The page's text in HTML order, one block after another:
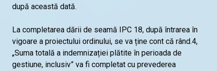
după această dată.
La completarea dării de seamă IPC 18, după întrarea în
vigoare a proiectului ordinului, se va ține cont că rând.4,
„Suma totală a indemnizației plătite în perioada de
gestiune, inclusiv” va fi completat cu prevederea